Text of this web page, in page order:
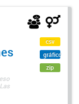
csv
gráfico
zip